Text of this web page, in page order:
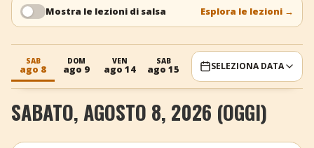
+ Aggiungi evento
Mostra le lezioni di salsa Esplora le lezioni →
SAB
ago 8
DOM
ago 9
VEN
ago 14
SAB
ago 15
DOM
ago 16 ago 21
SELEZIONA DATA
SABATO, AGOSTO 8, 2026 (OGGI)